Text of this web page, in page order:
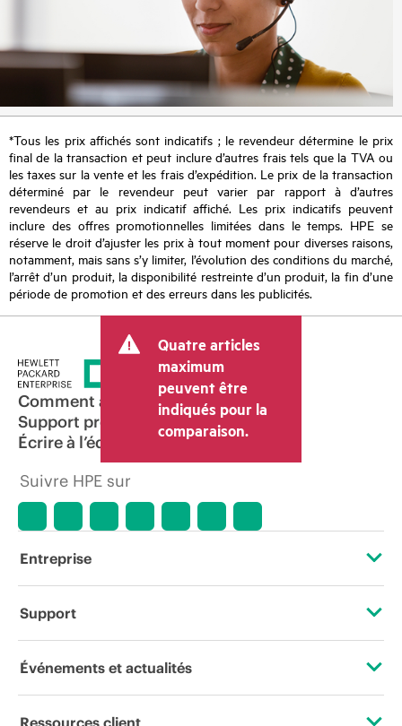
*Tous les prix affichés sont indicatifs ; le revendeur détermine le prix
final de la transaction et peut inclure d’autres frais tels que la TVA ou
les taxes sur la vente et les frais d’expédition. Le prix de la transaction
déterminé par le revendeur peut varier par rapport à d’autres
revendeurs et au prix indicatif affiché. Les prix indicatifs peuvent
inclure des offres promotionnelles limitées dans le temps. HPE se
réserve le droit d’ajuster les prix à tout moment pour diverses raisons,
notamment, mais sans s’y limiter, l’évolution des conditions du marché,
l’arrêt d’un produit, la disponibilité restreinte d’un produit, la fin d’une
période de promotion et des erreurs dans les publicités.
Quatre articles
maximum
peuvent être
indiqués pour la
comparaison.
Comment acheter
Support produit
Écrire à l’équipe commerciale
Suivre HPE sur
Entreprise
À propos de HPE
Support
Services d’assistance opérationnelle (OSS)
Événements et actualités
Événements